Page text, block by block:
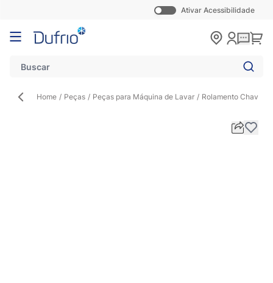
Ativar Acessibilidade
Pular para o conteúdo
Home / Peças / Peças para Máquina de Lavar / Rolamento